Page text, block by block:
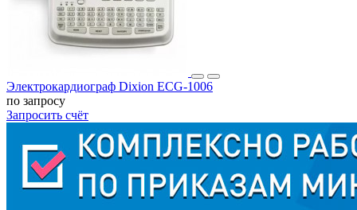
Электрокардиограф Dixion ECG-1006
по запросу
Запросить счёт